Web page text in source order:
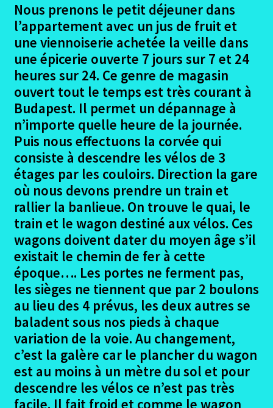
France
menu
enfant
Suisse
Ouvrir
le
enfant
Allemagne
le
Autriche
Slovaquie
enfant
Hongrie
Ouvrir
menu
enfant
Komaron – Vac
Vac – Budapest
Budapest – Dunafoldvar
Dunafoldvar – Mohacs
Croatie
menu
enfant
Serbie
Ouvrir
le
Roumanie
Nous prenons le petit déjeuner dans
l’appartement avec un jus de fruit et
une viennoiserie achetée la veille dans
une épicerie ouverte 7 jours sur 7 et 24
heures sur 24. Ce genre de magasin
ouvert tout le temps est très courant à
Budapest. Il permet un dépannage à
n’importe quelle heure de la journée.
Puis nous effectuons la corvée qui
consiste à descendre les vélos de 3
étages par les couloirs. Direction la gare
où nous devons prendre un train et
rallier la banlieue. On trouve le quai, le
train et le wagon destiné aux vélos. Ces
wagons doivent dater du moyen âge s’il
existait le chemin de fer à cette
époque…. Les portes ne ferment pas,
les sièges ne tiennent que par 2 boulons
au lieu des 4 prévus, les deux autres se
baladent sous nos pieds à chaque
variation de la voie. Au changement,
c’est la galère car le plancher du wagon
est au moins à un mètre du sol et pour
descendre les vélos ce n’est pas très
facile. Il fait froid et comme le wagon